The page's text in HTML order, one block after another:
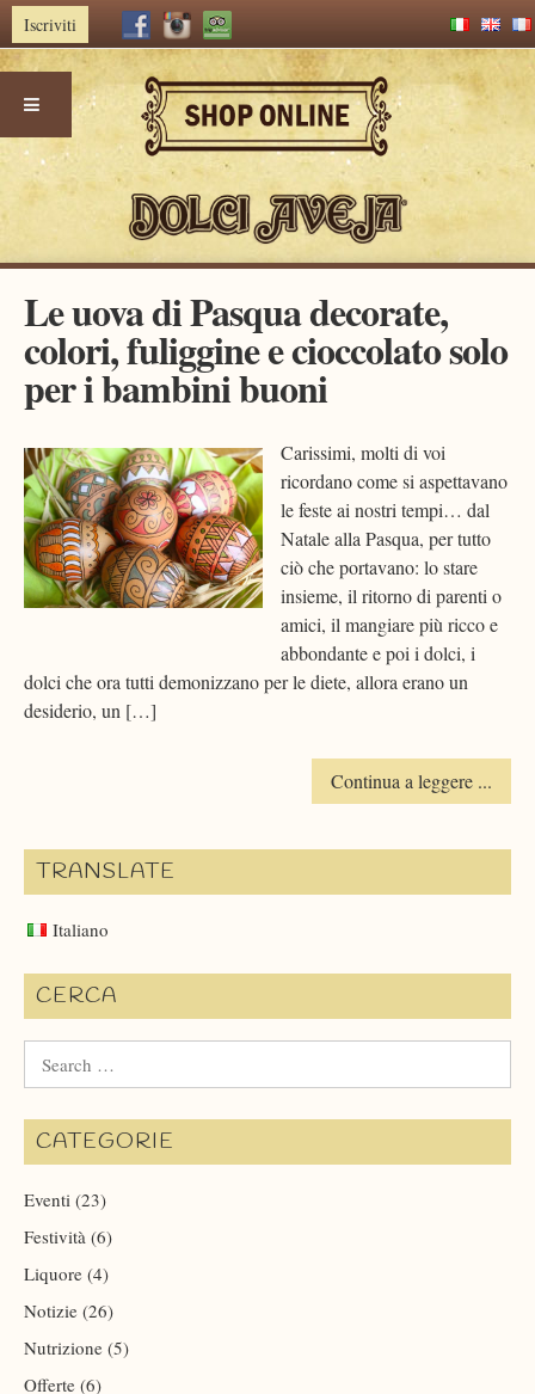
Iscriviti
Le uova di Pasqua decorate,
colori, fuliggine e cioccolato solo
per i bambini buoni
Carissimi, molti di voi
ricordano come si aspettavano
le feste ai nostri tempi… dal
Natale alla Pasqua, per tutto
ciò che portavano: lo stare
insieme, il ritorno di parenti o
amici, il mangiare più ricco e
abbondante e poi i dolci, i
dolci che ora tutti demonizzano per le diete, allora erano un
desiderio, un […]
Continua a leggere ...
TRANSLATE
Italiano
CERCA
for:
CATEGORIE
Eventi (23)
Festività (6)
Liquore (4)
Notizie (26)
Nutrizione (5)
Offerte (6)